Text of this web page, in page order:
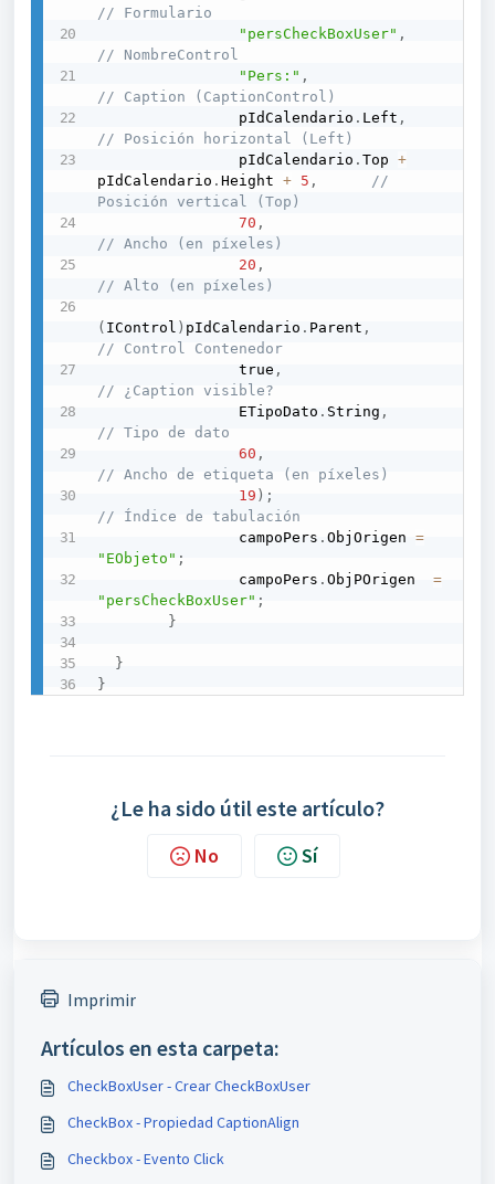
// Formulario
"persCheckBoxUser" ,
// NombreControl
"Pers:" ,
// Caption (CaptionControl)
                pIdCalendario
. Left ,
// Posición horizontal (Left)
                pIdCalendario
.Top +
pIdCalendario .Height + 5 ,
//
Posición vertical (Top)
70 ,
// Ancho (en píxeles)
20 ,
// Alto (en píxeles)
( IControl ) pIdCalendario . Parent ,
// Control Contenedor
                true
,
// ¿Caption visible?
                ETipoDato
.String ,
// Tipo de dato
60 ,
// Ancho de etiqueta (en píxeles)
19 ) ;
// Índice de tabulación
                campoPers
.ObjOrigen =
"EObjeto" ;
                campoPers
.ObjPOrigen =
"persCheckBoxUser" ;
}
}
}
¿Le ha sido útil este artículo?
No Sí
Imprimir
Artículos en esta carpeta:
CheckBoxUser - Crear CheckBoxUser
CheckBox - Propiedad CaptionAlign
Checkbox - Evento Click